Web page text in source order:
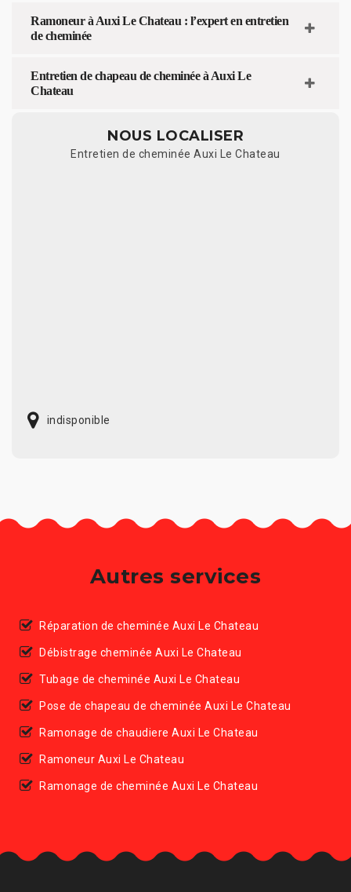
Ramoneur à Auxi Le Chateau : l’expert en entretien
de cheminée
Entretien de chapeau de cheminée à Auxi Le
Chateau
NOUS LOCALISER
Entretien de cheminée Auxi Le Chateau
indisponible
Autres services
Réparation de cheminée Auxi Le Chateau
Débistrage cheminée Auxi Le Chateau
Tubage de cheminée Auxi Le Chateau
Pose de chapeau de cheminée Auxi Le Chateau
Ramonage de chaudiere Auxi Le Chateau
Ramoneur Auxi Le Chateau
Ramonage de cheminée Auxi Le Chateau